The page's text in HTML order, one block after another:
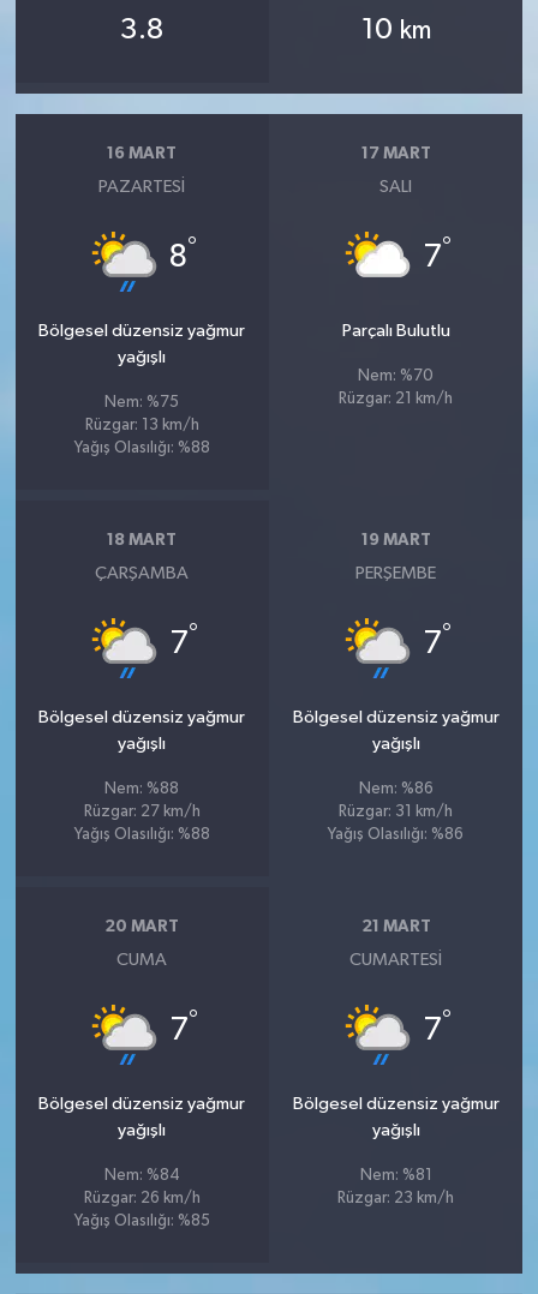
3.8 10 km
16 MART
PAZARTESI
8°
Bölgesel düzensiz yağmur
yağışlı
Nem: %75
Rüzgar: 13 km/h
Yağış Olasılığı: %88
17 MART
SALI
7°
Parçalı Bulutlu
Nem: %70
Rüzgar: 21 km/h
18 MART
ÇARŞAMBA
7°
Bölgesel düzensiz yağmur
yağışlı
Nem: %88
Rüzgar: 27 km/h
Yağış Olasılığı: %88
19 MART
PERŞEMBE
7°
Bölgesel düzensiz yağmur
yağışlı
Nem: %86
Rüzgar: 31 km/h
Yağış Olasılığı: %86
20 MART
CUMA
7°
Bölgesel düzensiz yağmur
yağışlı
Nem: %84
Rüzgar: 26 km/h
Yağış Olasılığı: %85
21 MART
CUMARTESI
7°
Bölgesel düzensiz yağmur
yağışlı
Nem: %81
Rüzgar: 23 km/h